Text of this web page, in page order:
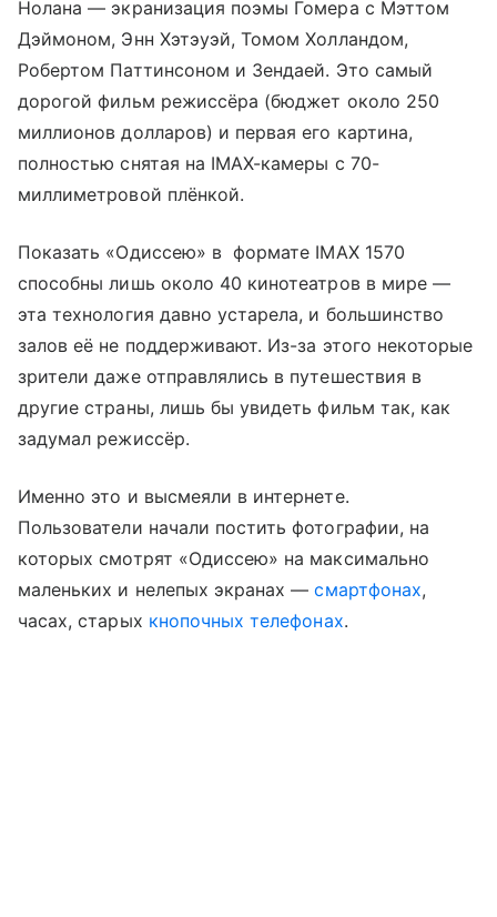
Нолана — экранизация поэмы Гомера с Мэттом
Дэймоном, Энн Хэтэуэй, Томом Холландом,
Робертом Паттинсоном и Зендаей. Это самый
дорогой фильм режиссёра (бюджет около 250
миллионов долларов) и первая его картина,
полностью снятая на IMAX-камеры с 70-
миллиметровой плёнкой.
Показать «Одиссею» в формате IMAX 1570
способны лишь около 40 кинотеатров в мире —
эта технология давно устарела, и большинство
залов её не поддерживают. Из-за этого некоторые
зрители даже отправлялись в путешествия в
другие страны, лишь бы увидеть фильм так, как
задумал режиссёр.
Именно это и высмеяли в интернете.
Пользователи начали постить фотографии, на
которых смотрят «Одиссею» на максимально
маленьких и нелепых экранах —смартфонах,
часах, старых кнопочных телефонах.